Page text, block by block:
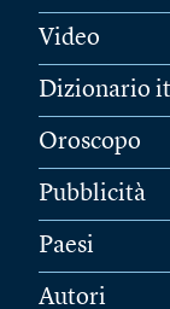
Video
Dizionario
Oroscopo
Pubblicità
Paesi
Autori